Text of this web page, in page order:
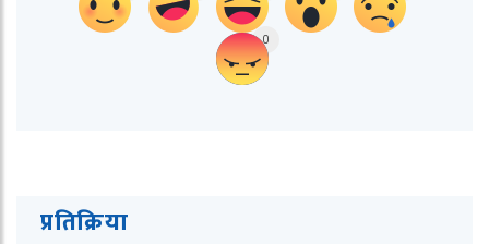
0
प्रतिक्रिया